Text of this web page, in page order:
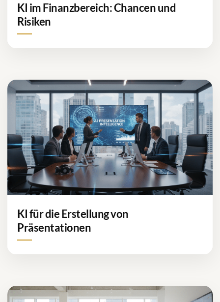
KI im Finanzbereich: Chancen und
Risiken
KI für die Erstellung von
Präsentationen